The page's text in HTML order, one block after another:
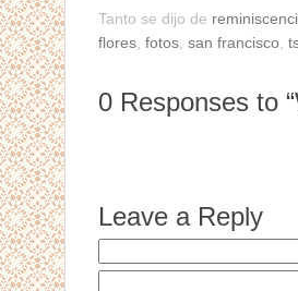
Tanto se dijo de
flores fotos san francisco
0 Responses to
Leave a Reply